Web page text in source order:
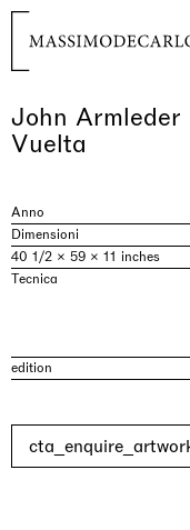
John Armleder
Vuelta
Anno
Dimensioni
40 1/2 × 59 × 11 inches
Tecnica
edition